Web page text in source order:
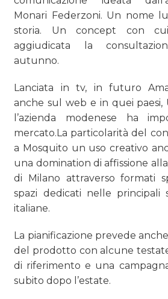
Monari Federzoni. Un nome
storia. Un concept con
aggiudicata la
autunno.
Lanciata in tv, in futuro
anche sul web e in quei paesi,
l’azienda modenese ha
mercato.La particolarità del
a Mosquito un uso creativo
una domination di affissione
di Milano attraverso formati
spazi dedicati nelle principali
italiane.
La pianificazione prevede
del prodotto con alcune
di riferimento e una
subito dopo l’estate.